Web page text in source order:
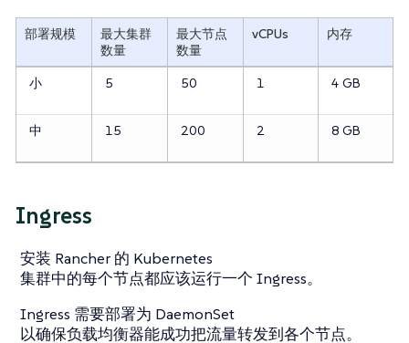
部署规模
最大集群
数量
最大节点
数量
vCPUs 内存
小 5 50 1 4 GB
中 15 200 2 8 GB
Ingress
安装 Rancher 的 Kubernetes
集群中的每个节点都应该运行一个 Ingress。
Ingress 需要部署为 DaemonSet
以确保负载均衡器能成功把流量转发到各个节点。